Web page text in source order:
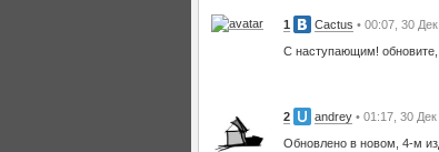
1 Cactus • 00:07, 30
С наступающим! обновите,
2 andrey • 01:17, 30
Обновлено в новом, 4-м